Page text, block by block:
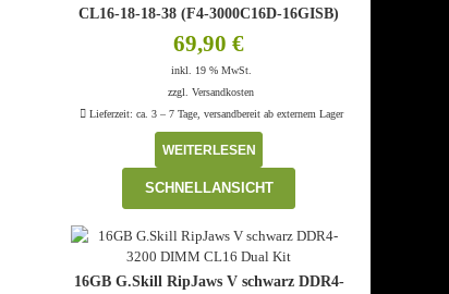
CL16-18-18-38 (F4-3000C16D-16GISB)
69,90€
inkl. 19 % MwSt.
zzgl.Versandkosten
Lieferzeit: ca. 3 – 7 Tage, versandbereit ab externem Lager
WEITERLESEN
SCHNELLANSICHT
16GB G.Skill RipJaws V schwarz DDR4-